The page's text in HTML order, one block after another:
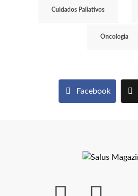
Cuidados Paliativos
Oncologia
Facebook